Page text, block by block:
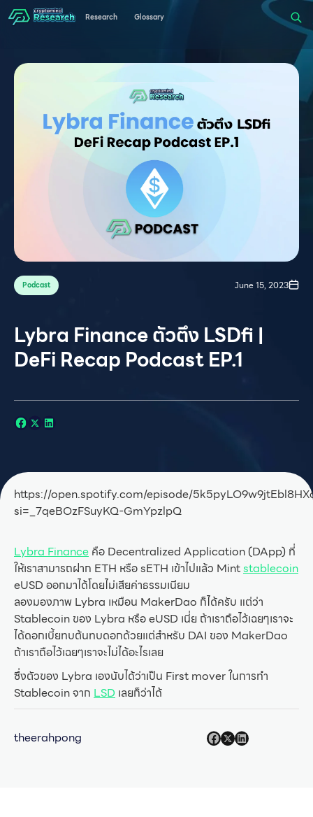
Research Glossary
Podcast June 15, 2023
Lybra Finance ตัวตึง LSDfi |
DeFi Recap Podcast EP.1
https://open.spotify.com/episode/
si=_7qeBOzFSuyKQ-GmYpzlpQ
Lybra Finance คือ Decentralized Application (DApp) ที่
ให้เราสามารถฝาก ETH หรือ sETH เข้าไปแล้ว Mintstablecoin
eUSD ออกมาได้โดยไม่เสียค่าธรรมเนียม
ลองมองภาพ Lybra เหมือน MakerDao ก็ได้ครับ แต่ว่า
Stablecoin ของ Lybra หรือ eUSD เนี่ย ถ้าเราถือไว้เฉยๆเราจะ
ได้ดอกเบี้ยทบต้นทบดอกด้วยแต่สำหรับ DAI ของ MakerDao
ถ้าเราถือไว้เฉยๆเราจะไม่ได้อะไรเลย
ซึ่งตัวของ Lybra เองนับได้ว่าเป็น First mover ในการทำ
Stablecoin จาก LSD เลยก็ว่าได้
theerahpong